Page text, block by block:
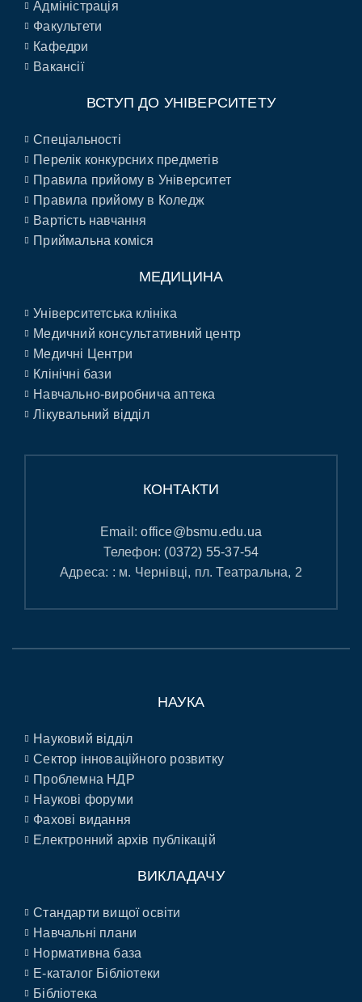
Адміністрація
Факультети
Кафедри
Вакансії
ВСТУП ДО УНІВЕРСИТЕТУ
Спеціальності
Перелік конкурсних предметів
Правила прийому в Університет
Правила прийому в Коледж
Вартість навчання
Приймальна коміся
МЕДИЦИНА
Університетська клініка
Медичний консультативний центр
Медичні Центри
Клінічні бази
Навчально-виробнича аптека
Лікувальний відділ
КОНТАКТИ
Email:office@bsmu.edu.ua
Телефон: (0372) 55-37-54
Адреса: : м. Чернівці, пл. Театральна, 2
НАУКА
Науковий відділ
Сектор інноваційного розвитку
Проблемна НДР
Наукові форуми
Фахові видання
Електронний архів публікацій
ВИКЛАДАЧУ
Стандарти вищої освіти
Навчальні плани
Нормативна база
E-каталог Бібліотеки
Бібліотека